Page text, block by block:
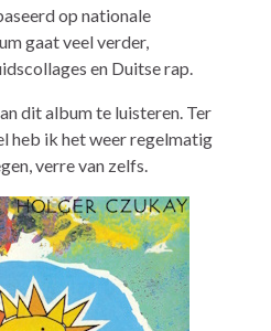
op nationale
gaat veel verder,
en Duitse rap.
dit album te luisteren. Ter
heb ik het weer regelmatig
verre van zelfs.